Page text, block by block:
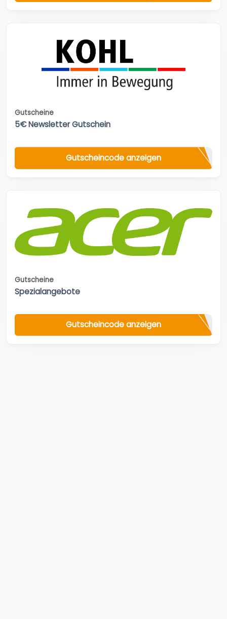
Gutscheine
5€ Newsletter Gutschein
Gutscheincode anzeigen
Gutscheine
Spezialangebote
Gutscheincode anzeigen